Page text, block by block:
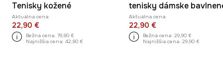
Tenisky kožené
Aktuálna cena:
22,90 €
Bežná cena: 79,90 €
Najnižšia cena: 42,90 €
tenisky dámske
Aktuálna cena:
22,90 €
Bežná cena: 29,90 €
Najnižšia cena: 29,90 €